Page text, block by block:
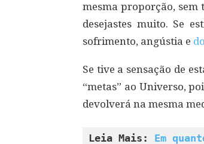
mesma proporção, sem
desejastes muito. Se
sofrimento, angústia e
Se tive a sensação de
“metas” ao Universo,
devolverá na mesma
Leia Mais: Em